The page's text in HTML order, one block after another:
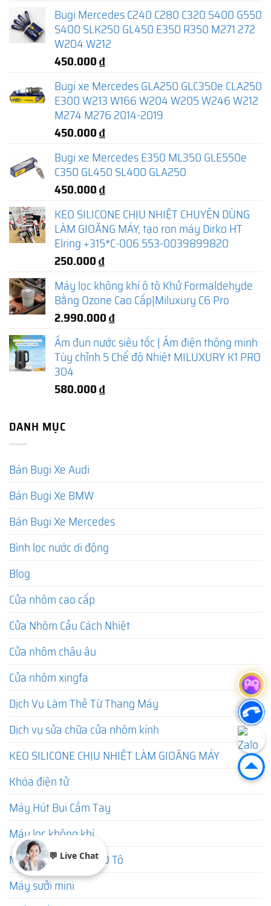
Bugi Mercedes C240 C280 C320 S400 G550
S400 SLK250 GL450 E350 R350 M271 272
W204 W212
450.000₫
Bugi xe Mercedes GLA250 GLC350e CLA250
E300 W213 W166 W204 W205 W246 W212
M274 M276 2014-2019
450.000₫
Bugi xe Mercedes E350 ML350 GLE550e
C350 GL450 SL400 GLA250
450.000₫
KEO SILICONE CHỊU NHIỆT CHUYÊN DÙNG
LÀM GIOĂNG MÁY, tạo ron máy Dirko HT
Elring +315*C-006.553-0039899820
250.000₫
Máy lọc không khí ô tô Khử Formaldehyde
Bằng Ozone Cao Cấp|Miluxury C6 Pro
2.990.000₫
Ấm đun nước siêu tốc | Ấm điện thông minh
Tùy chỉnh 5 Chế độ Nhiệt MILUXURY K1 PRO
304
580.000₫
DANH MỤC
Bán Bugi Xe Audi
Bán Bugi Xe BMW
Bán Bugi Xe Mercedes
Bình lọc nước di động
Blog
Cửa nhôm cao cấp
Cửa Nhôm Cầu Cách Nhiệt
Cửa nhôm châu âu
Cửa nhôm xingfa
Dịch Vụ Làm Thẻ Từ Thang Máy
Dịch vụ sửa chữa cửa nhôm kính
KEO SILICONE CHỊU NHIỆT LÀM GIOĂNG MÁY
Khóa điện tử
Máy Hút Bụi Cầm Tay
Máy lọc không khí
Máy Lọc Không Khí Ô Tô
Máy sưởi mini
💬 Live Chat